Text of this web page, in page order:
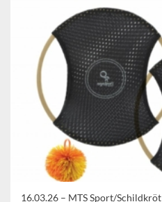
16.03.26 – MTS Sport/Schildkröt